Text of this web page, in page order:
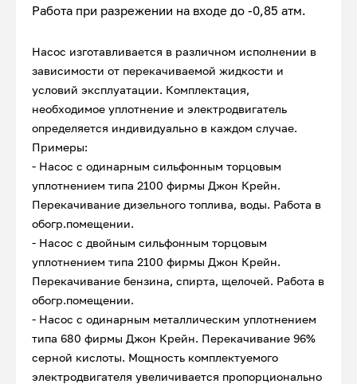
Работа при разрежении на входе до -0,85 атм.
Насос изготавливается в различном исполнении в
зависимости от перекачиваемой жидкости и
условий эксплуатации. Комплектация,
необходимое уплотнение и электродвигатель
определяется индивидуально в каждом случае.
Примеры:
- Насос с одинарным сильфонным торцовым
уплотнением типа 2100 фирмы Джон Крейн.
Перекачивание дизельного топлива, воды. Работа в
обогр.помещении.
- Насос с двойным сильфонным торцовым
уплотнением типа 2100 фирмы Джон Крейн.
Перекачивание бензина, спирта, щелочей. Работа в
обогр.помещении.
- Насос с одинарным металлическим уплотнением
типа 680 фирмы Джон Крейн. Перекачивание 96%
серной кислоты. Мощность комплектуемого
электродвигателя увеличивается пропорционально